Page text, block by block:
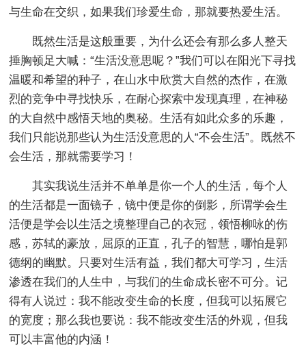
与生命在交织，如果我们珍爱生命，那就要热爱生活。
既然生活是这般重要，为什么还会有那么多人整天
捶胸顿足大喊：“生活没意思呢？”我们可以在阳光下寻找
温暖和希望的种子，在山水中欣赏大自然的杰作，在激
烈的竞争中寻找快乐，在耐心探索中发现真理，在神秘
的大自然中感悟天地的奥秘。生活有如此众多的乐趣，
我们只能说那些认为生活没意思的人“不会生活”。既然不
会生活，那就需要学习！
其实我说生活并不单单是你一个人的生活，每个人
的生活都是一面镜子，镜中便是你的倒影，所谓学会生
活便是学会以生活之境整理自己的衣冠，领悟柳咏的伤
感，苏轼的豪放，屈原的正直，孔子的智慧，哪怕是郭
德纲的幽默。只要对生活有益，我们都大可学习，生活
渗透在我们的人生中，与我们的生命成长密不可分。记
得有人说过：我不能改变生命的长度，但我可以拓展它
的宽度；那么我也要说：我不能改变生活的外观，但我
可以丰富他的内涵！